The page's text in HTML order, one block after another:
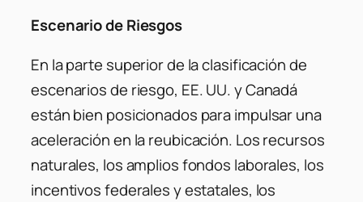
Escenario de Riesgos
En la parte superior de la clasificación de
escenarios de riesgo, EE. UU. y Canadá
están bien posicionados para impulsar una
aceleración en la reubicación. Los recursos
naturales, los amplios fondos laborales, los
incentivos federales y estatales, los